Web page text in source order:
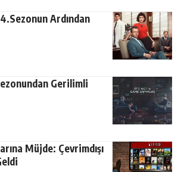
Ardından
Gerilimli
Müjde: Çevrimdışı